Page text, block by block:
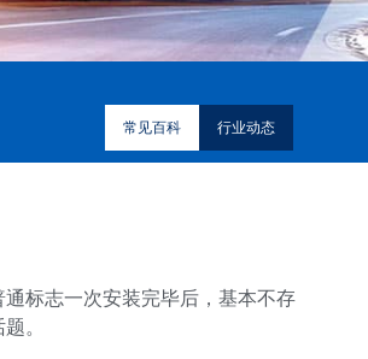
常见百科 行业动态
标志一次安装完毕后，基本不存
。